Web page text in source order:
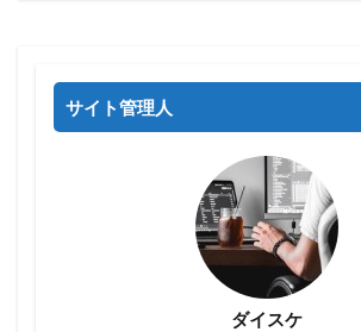
サイト管理人
ダイスケ